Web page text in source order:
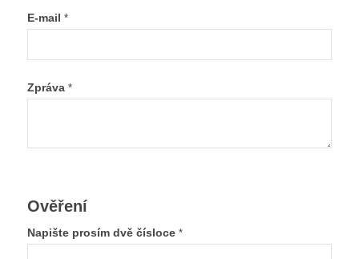
E-mail *
Zpráva *
Ověření
Napište prosím dvě čísloce *